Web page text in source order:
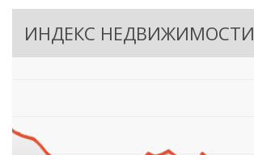
ИНДЕКС НЕДВИЖИМОСТИ